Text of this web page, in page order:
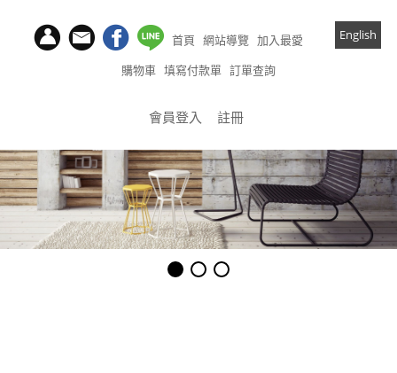
首頁 網站導覽 加入最愛 English
購物車 填寫付款單 訂單查詢
會員登入 註冊